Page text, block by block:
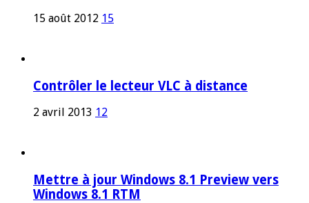
15 août 2012 15
Contrôler le lecteur VLC à distance
2 avril 2013 12
Mettre à jour Windows 8.1 Preview vers
Windows 8.1 RTM